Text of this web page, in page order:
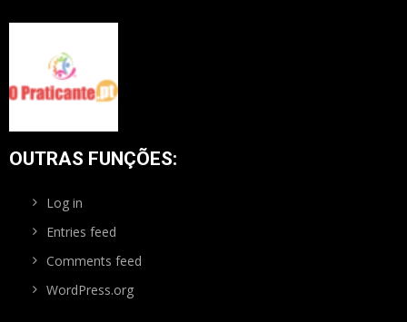
OUTRAS FUNÇÕES:
Log in
Entries feed
Comments feed
WordPress.org